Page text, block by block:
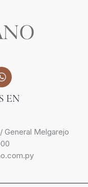
EN
General Melgarejo